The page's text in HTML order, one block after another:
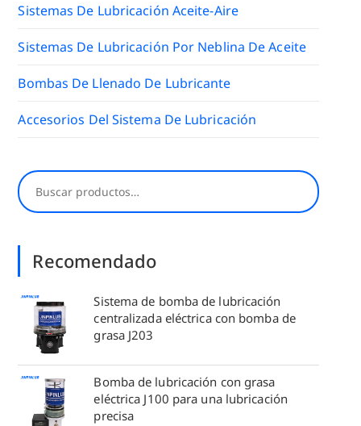
Sistemas De Lubricación Aceite-Aire
Sistemas De Lubricación Por Neblina De Aceite
Bombas De Llenado De Lubricante
Accesorios Del Sistema De Lubricación
Buscar
Recomendado
Sistema de bomba de lubricación
centralizada eléctrica con bomba de
grasa J203
Bomba de lubricación con grasa
eléctrica J100 para una lubricación
precisa